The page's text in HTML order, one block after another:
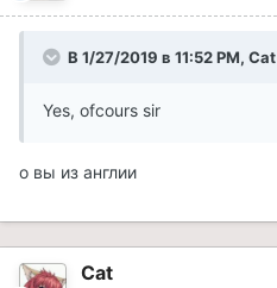
В 1/27/2019 в 11:52 PM,
Yes, ofcours sir
о вы из англии
Cat